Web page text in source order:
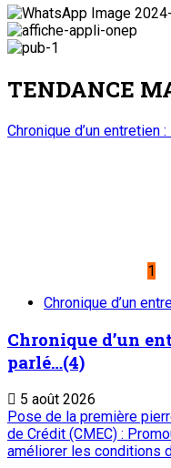
TENDANCE
Chronique d’un entretien
1
Chronique d’un
Chronique d’un
parlé…(4)
5 août 2026
Pose de la première
de Crédit (CMEC) :
améliorer les conditions